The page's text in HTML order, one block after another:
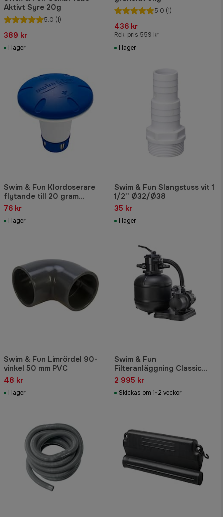
Aktivt Syre 20g
5.0 (1)
389 kr
I lager
5.0 (1)
436 kr
Rek. pris 559 kr
I lager
Swim & Fun Klordoserare
flytande till 20 gram
tabletter
76 kr
I lager
Swim & Fun Slangstuss vit 1
1/2'' Ø32/Ø38
35 kr
I lager
Swim & Fun Limrördel 90-
vinkel 50 mm PVC
48 kr
I lager
Swim & Fun
Filteranläggning Classic
400
2 995 kr
Skickas om 1-2 veckor